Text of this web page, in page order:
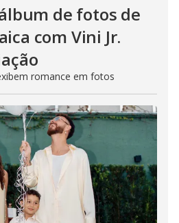
de fotos de
com Vini Jr.
romance em fotos